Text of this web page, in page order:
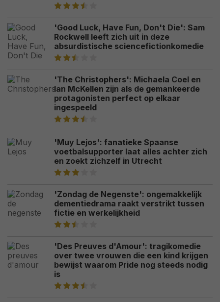
'Good Luck, Have Fun, Don't Die': Sam
Rockwell leeft zich uit in deze
absurdistische sciencefictionkomedie
'The Christophers': Michaela Coel en
Ian McKellen zijn als de gemankeerde
protagonisten perfect op elkaar
ingespeeld
'Muy Lejos': fanatieke Spaanse
voetbalsupporter laat alles achter zich
en zoekt zichzelf in Utrecht
'Zondag de Negenste': ongemakkelijk
dementiedrama raakt verstrikt tussen
fictie en werkelijkheid
'Des Preuves d'Amour': tragikomedie
over twee vrouwen die een kind krijgen
bewijst waarom Pride nog steeds nodig
is